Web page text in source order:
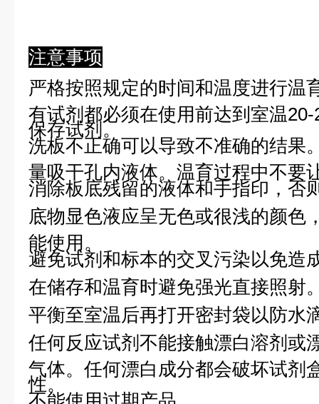
注意事项
严格按照规定的时间和温度进行温
有试剂都必须在使用前达到室温
保存试剂。
洗板不正确可以导致不准确的结果
量吸干孔内液体。温育过程中不要
消除板底残留的液体和手指印，否
底物显色液应呈无色或很浅的颜色
能使用。
避免试剂和标本的交叉污染以免造
在储存和温育时避免强光直接照射
平衡至室温后再打开密封袋以防水
任何反应试剂不能接触漂白溶剂或
气体。任何漂白成分都会破坏试剂
性。